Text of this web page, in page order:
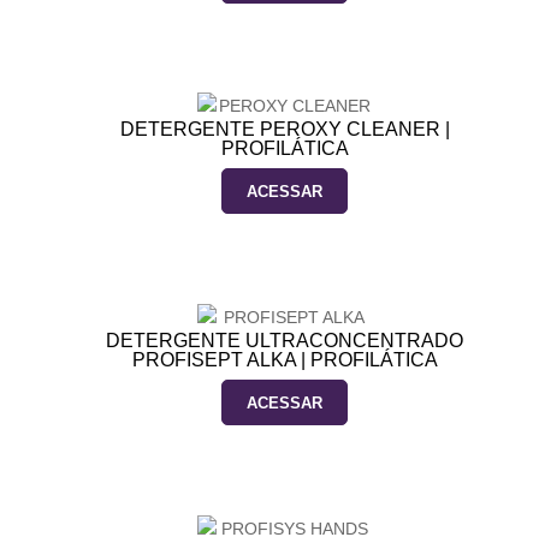
DETERGENTE PEROXY CLEANER |
PROFILÁTICA
ACESSAR
DETERGENTE ULTRACONCENTRADO
PROFISEPT ALKA | PROFILÁTICA
ACESSAR